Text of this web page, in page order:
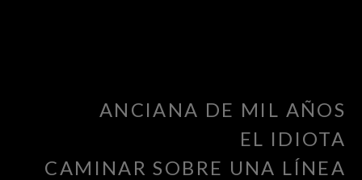
ANCIANA DE MIL AÑOS
EL IDIOTA
CAMINAR SOBRE UNA LÍNEA